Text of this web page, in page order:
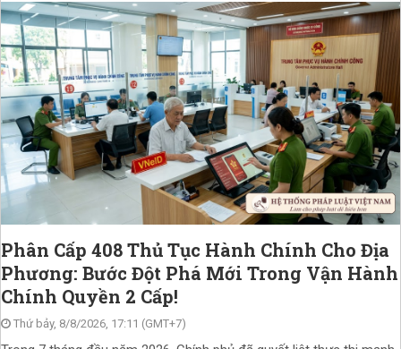
Phân Cấp 408 Thủ Tục Hành Chính Cho Địa
Phương: Bước Đột Phá Mới Trong Vận Hành
Chính Quyền 2 Cấp!
Thứ bảy, 8/8/2026, 17:11 (GMT+7)